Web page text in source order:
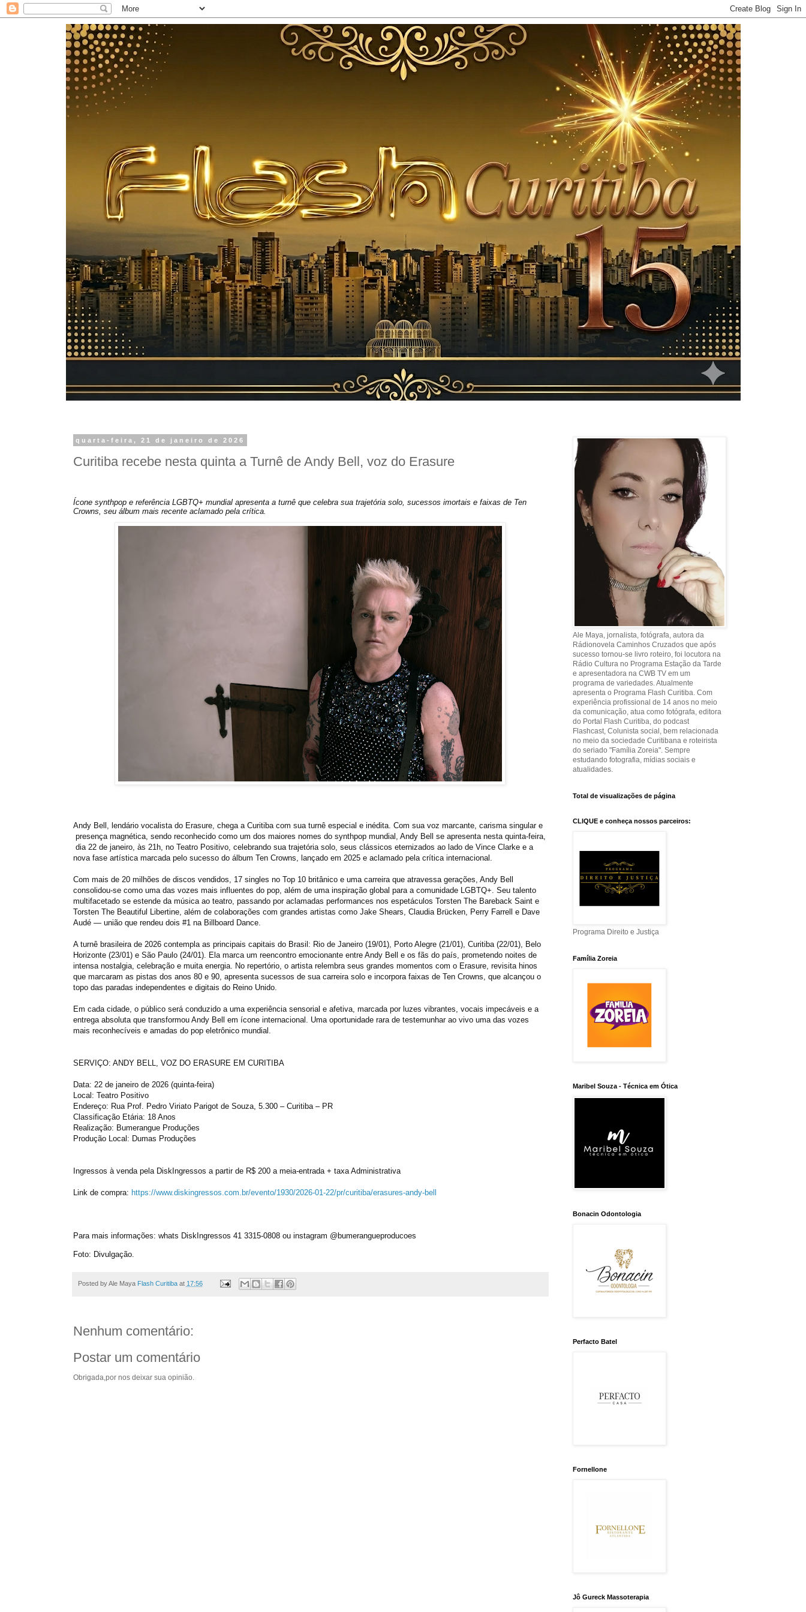
quarta-feira, 21 de janeiro de 2026
Curitiba recebe nesta quinta a Turnê de Andy Bell, voz do Erasure
Ícone synthpop e referência LGBTQ+ mundial apresenta a turnê que celebra sua trajetória solo, sucessos imortais e faixas de Ten
Crowns, seu álbum mais recente aclamado pela crítica.
Andy Bell, lendário vocalista do Erasure, chega a Curitiba com sua turnê especial e inédita. Com sua voz marcante, carisma singular e
presença magnética, sendo reconhecido como um dos maiores nomes do synthpop mundial, Andy Bell se apresenta nesta quinta-feira,
dia 22 de janeiro, às 21h, no Teatro Positivo, celebrando sua trajetória solo, seus clássicos eternizados ao lado de Vince Clarke e a
nova fase artística marcada pelo sucesso do álbum Ten Crowns, lançado em 2025 e aclamado pela crítica internacional.
Com mais de 20 milhões de discos vendidos, 17 singles no Top 10 britânico e uma carreira que atravessa gerações, Andy Bell
consolidou-se como uma das vozes mais influentes do pop, além de uma inspiração global para a comunidade LGBTQ+. Seu talento
multifacetado se estende da música ao teatro, passando por aclamadas performances nos espetáculos Torsten The Bareback Saint e
Torsten The Beautiful Libertine, além de colaborações com grandes artistas como Jake Shears, Claudia Brücken, Perry Farrell e Dave
Audé — união que rendeu dois #1 na Billboard Dance.
A turnê brasileira de 2026 contempla as principais capitais do Brasil: Rio de Janeiro (19/01), Porto Alegre (21/01), Curitiba (22/01), Belo
Horizonte (23/01) e São Paulo (24/01). Ela marca um reencontro emocionante entre Andy Bell e os fãs do país, prometendo noites de
intensa nostalgia, celebração e muita energia. No repertório, o artista relembra seus grandes momentos com o Erasure, revisita hinos
que marcaram as pistas dos anos 80 e 90, apresenta sucessos de sua carreira solo e incorpora faixas de Ten Crowns, que alcançou o
topo das paradas independentes e digitais do Reino Unido.
Em cada cidade, o público será conduzido a uma experiência sensorial e afetiva, marcada por luzes vibrantes, vocais impecáveis e a
entrega absoluta que transformou Andy Bell em ícone internacional. Uma oportunidade rara de testemunhar ao vivo uma das vozes
mais reconhecíveis e amadas do pop eletrônico mundial.
SERVIÇO: ANDY BELL, VOZ DO ERASURE EM CURITIBA
Data: 22 de janeiro de 2026 (quinta-feira)
Local: Teatro Positivo
Endereço: Rua Prof. Pedro Viriato Parigot de Souza, 5.300 – Curitiba – PR
Classificação Etária: 18 Anos
Realização: Bumerangue Produções
Produção Local: Dumas Produções
Ingressos à venda pela DiskIngressos a partir de R$ 200 a meia-entrada + taxa Administrativa
Link de compra: https://www.diskingressos.com.br/evento/1930/2026-01-22/pr/curitiba/erasures-andy-bell
Para mais informações: whats DiskIngressos 41 3315-0808 ou instagram @bumerangueproducoes
Foto: Divulgação.
Posted by Ale Maya Flash Curitiba at 17:56
Nenhum comentário:
Postar um comentário
Obrigada,por nos deixar sua opinião.
Ale Maya, jornalista, fotógrafa, autora da
Rádionovela Caminhos Cruzados que após
sucesso tornou-se livro roteiro, foi locutora na
Rádio Cultura no Programa Estação da Tarde
e apresentadora na CWB TV em um
programa de variedades. Atualmente
apresenta o Programa Flash Curitiba. Com
experiência profissional de 14 anos no meio
da comunicação, atua como fotógrafa, editora
do Portal Flash Curitiba, do podcast
Flashcast, Colunista social, bem relacionada
no meio da sociedade Curitibana e roteirista
do seriado "Família Zoreia". Sempre
estudando fotografia, mídias sociais e
atualidades.
Total de visualizações de página
CLIQUE e conheça nossos parceiros:
Programa Direito e Justiça
Família Zoreia
Maribel Souza - Técnica em Ótica
Bonacin Odontologia
Perfacto Batel
Fornellone
Jô Gureck Massoterapia